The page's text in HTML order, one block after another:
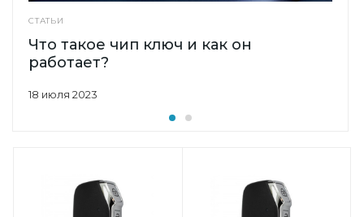
СТАТЬИ
18 июля 2023
Что такое чип ключ и как он
работает?